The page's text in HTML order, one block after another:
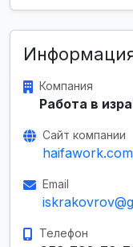
Компания
Работа в
Сайт компании
Email
Телефон